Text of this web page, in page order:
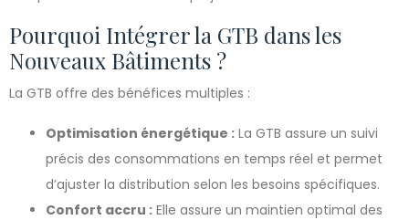
Pourquoi Intégrer la GTB dans les
Nouveaux Bâtiments ?
La GTB offre des bénéfices multiples :
Optimisation énergétique : La GTB assure un suivi
précis des consommations en temps réel et permet
d’ajuster la distribution selon les besoins spécifiques.
Confort accru : Elle assure un maintien optimal des